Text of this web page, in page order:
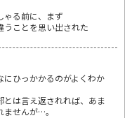
ゃる前に、まず
ことを思い出された
ひっかかるのがよくわか
は言え返されれば、あま
せんが…。